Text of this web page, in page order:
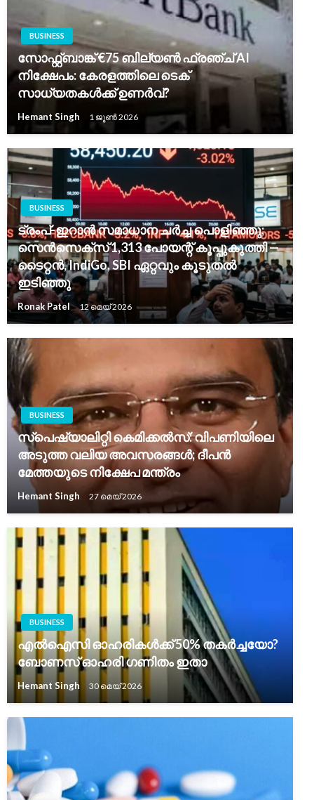
BUSINESS
സോഫ്റ്റ്ബാങ്ക് €75 ബില്യൺ ഫ്രഞ്ച് AI
നിക്ഷേപം: കേരളത്തിലെ ടെക്
സാധ്യതകൾക്ക് ഉണർവ്?
Hemant Singh 1 ജൂൺ 2026
BUSINESS
ട്രംപ്-ഇറാൻ സമാധാന ചർച്ച പൊളിഞ്ഞു;
സെൻസെക്സ് 1,313 പോയന്റ് കൂപ്പുകുത്തി —
ടൈറ്റൻ, IndiGo, SBI ഏറ്റവും കൂടുതൽ
ഇടിഞ്ഞു
Ronak Patel 12 മെയ്‌ 2026
BUSINESS
സ്പെഷ്യാലിറ്റി കെമിക്കൽസ്: വിപണിയിലെ
അടുത്ത വലിയ അവസരങ്ങൾ; ദീപൻ
മേത്തയുടെ നിക്ഷേപ മന്ത്രം
Hemant Singh 27 മെയ്‌ 2026
BUSINESS
എൽഐസി ഓഹരികൾക്ക് 50% തകർച്ചയോ?
ബോണസ് ഓഹരി ഗണിതം ഇതാ
Hemant Singh 30 മെയ്‌ 2026